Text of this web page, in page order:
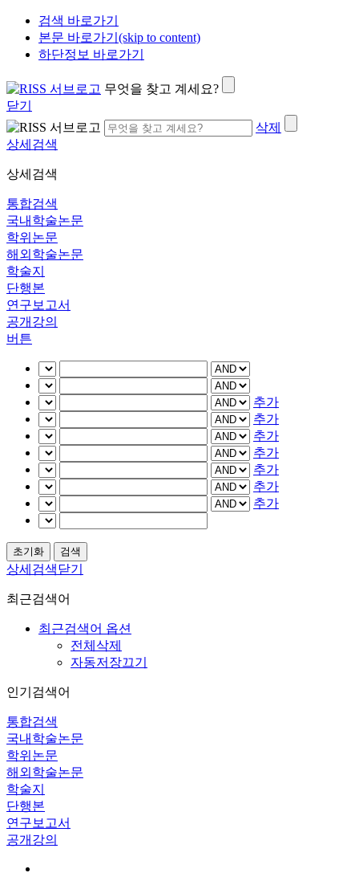
검색 바로가기
본문 바로가기(skip to content)
하단정보 바로가기
무엇을 찾고 계세요?
닫기
삭제
상세검색
상세검색
통합검색
국내학술논문
학위논문
해외학술논문
학술지
단행본
연구보고서
공개강의
버튼
추가
추가
추가
추가
추가
추가
추가
상세검색닫기
최근검색어
최근검색어 옵션
전체삭제
자동저장끄기
인기검색어
통합검색
국내학술논문
학위논문
해외학술논문
학술지
단행본
연구보고서
공개강의